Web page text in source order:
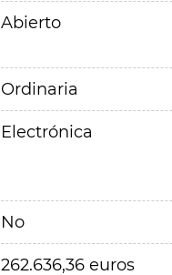
Abierto
Ordinaria
Electrónica
No
262.636,36 euros